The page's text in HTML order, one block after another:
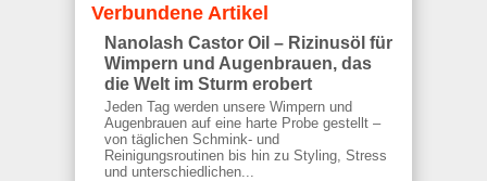
Verbundene Artikel
Nanolash Castor Oil – Rizinusöl für
Wimpern und Augenbrauen, das
die Welt im Sturm erobert
Jeden Tag werden unsere Wimpern und
Augenbrauen auf eine harte Probe gestellt –
von täglichen Schmink- und
Reinigungsroutinen bis hin zu Styling, Stress
und unterschiedlichen...